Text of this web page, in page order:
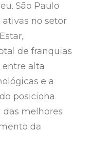
São Paulo
ativas no setor
de franquias
entre alta
e a
posiciona
das melhores
da